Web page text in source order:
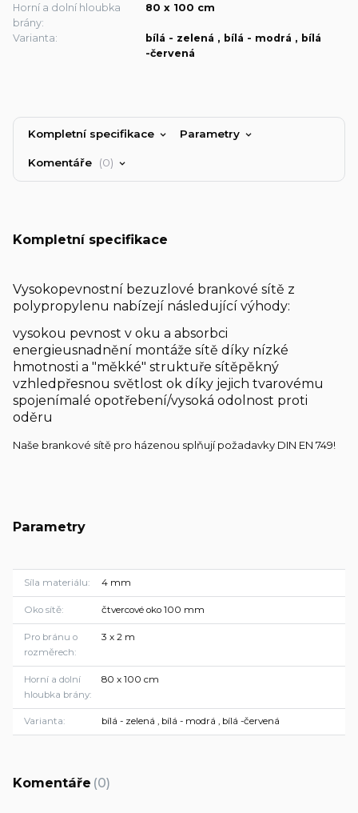
Horní a dolní hloubka
brány:
80 x 100 cm
Varianta:
bílá - zelená , bílá - modrá , bílá
-červená
Kompletní specifikace Parametry
Komentáře 0
Kompletní specifikace
Vysokopevnostní bezuzlové brankové sítě z
polypropylenu nabízejí následující výhody:
vysokou pevnost v oku a absorbci
energieusnadnění montáže sítě díky nízké
hmotnosti a "měkké" struktuře sítěpěkný
vzhled přesnou světlost ok díky jejich tvarovému
spojenímalé opotřebení/vysoká odolnost proti
oděru
Naše brankové sítě pro házenou splňují požadavky DIN EN 749!
Parametry
Síla materiálu 4 mm
Oko sítě čtvercové oko 100 mm
Pro bránu o
rozměrech
3 x 2 m
Horní a dolní
hloubka brány
80 x 100 cm
Varianta bílá - zelená , bílá - modrá , bílá -červená
Komentáře 0